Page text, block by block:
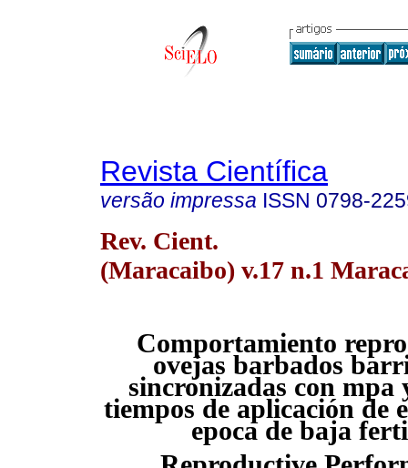
Revista Científica
versão impressa ISSN 0798-
Rev. Cient.
(Maracaibo) v.17 n.1
Comportamiento
ovejas barbados
sincronizadas con mpa
tiempos de aplicación de
epoca de baja